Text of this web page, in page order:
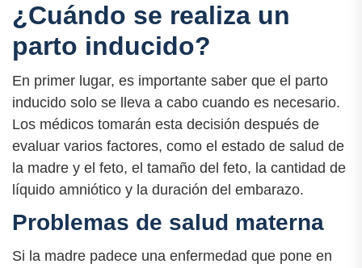
¿Cuándo se realiza un
parto inducido?
En primer lugar, es importante saber que el parto
inducido solo se lleva a cabo cuando es necesario.
Los médicos tomarán esta decisión después de
evaluar varios factores, como el estado de salud de
la madre y el feto, el tamaño del feto, la cantidad de
líquido amniótico y la duración del embarazo.
Problemas de salud materna
Si la madre padece una enfermedad que pone en